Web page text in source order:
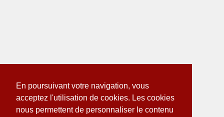
En poursuivant votre navigation, vous
acceptez l'utilisation de cookies. Les cookies
nous permettent de personnaliser le contenu